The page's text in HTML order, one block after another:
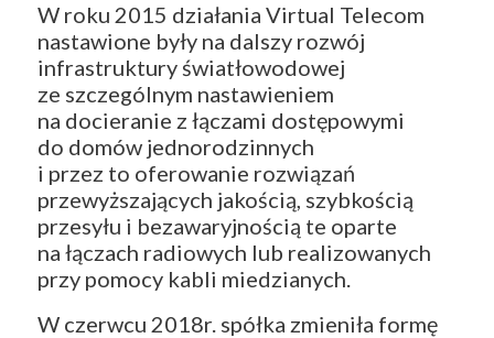
W roku 2015 działania Virtual Telecom
nastawione były na dalszy rozwój
infrastruktury światłowodowej
ze szczególnym nastawieniem
na docieranie z łączami dostępowymi
do domów jednorodzinnych
i przez to oferowanie rozwiązań
przewyższających jakością, szybkością
przesyłu i bezawaryjnością te oparte
na łączach radiowych lub realizowanych
przy pomocy kabli miedzianych.
W czerwcu 2018r. spółka zmieniła formę